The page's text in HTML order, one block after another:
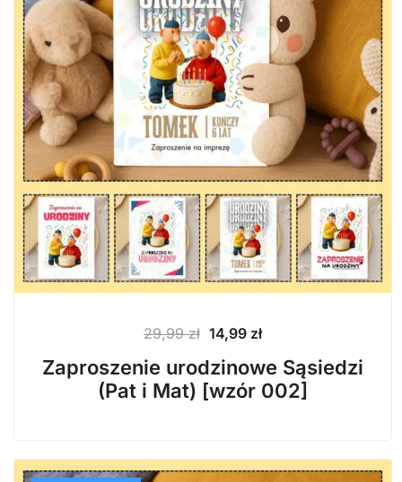
29,99zł Pierwotna
cena
wynosiła:
29,99 zł.
14,99 złAktualna
cena
wynosi:
14,99 zł.
Zaproszenie urodzinowe Sąsiedzi
(Pat i Mat) [wzór 002]